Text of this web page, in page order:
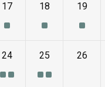
17 18 19
24 25 26